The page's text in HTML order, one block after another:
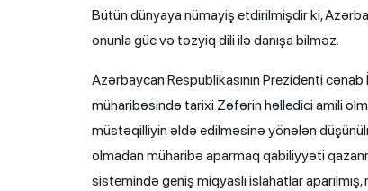
Bütün dünyaya nümayiş etdirilmişdir ki,
onunla güc və təzyiq dili ilə danışa bilməz.
Azərbaycan Respublikasının Prezidenti
müharibəsində tarixi Zəfərin həlledici amili
müstəqilliyin əldə edilməsinə yönələn
olmadan müharibə aparmaq qabiliyyəti
sistemində geniş miqyaslı islahatlar